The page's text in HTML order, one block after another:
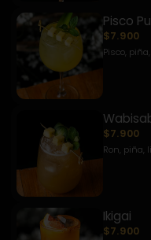
Pisco
$7.900
Pisco,
$7.900
Ron, piña,
Ikigai
$7.900